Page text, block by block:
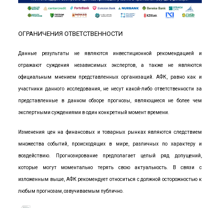
ОГРАНИЧЕНИЯ ОТВЕТСТВЕННОСТИ
Данные результаты не являются инвестиционной рекомендацией и
отражают суждения независимых экспертов, а также не являются
официальным мнением представленных организаций. АФК, равно как и
участники данного исследования, не несут какой-либо ответственности за
представленные в данном обзоре прогнозы, являющиеся не более чем
экспертными суждениями в один конкретный момент времени.
Изменения цен на финансовых и товарных рынках являются следствием
множества событий, происходящих в мире, различных по характеру и
воздействию. Прогнозирование предполагает целый ряд допущений,
которые могут моментально терять свою актуальность. В связи с
изложенным выше, АФК рекомендует относиться с должной осторожностью к
любым прогнозам, озвучиваемым публично.